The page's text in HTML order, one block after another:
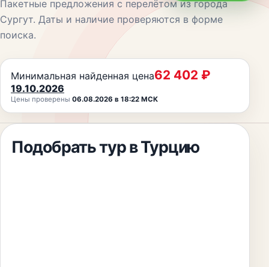
Пакетные предложения с перелётом из города
Сургут. Даты и наличие проверяются в форме
поиска.
Минимальная найденная цена62 402 ₽
19.10.2026
Цены проверены 06.08.2026 в 18:22 МСК
Подобрать турв Турцию